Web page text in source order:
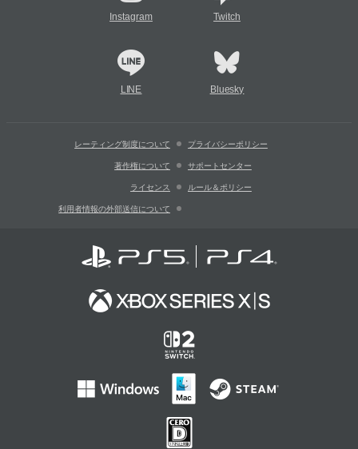
Instagram Twitch
LINE Bluesky
レーティング制度について プライバシーポリシー
著作権について サポートセンター
ライセンス ルール＆ポリシー
利用者情報の外部送信について